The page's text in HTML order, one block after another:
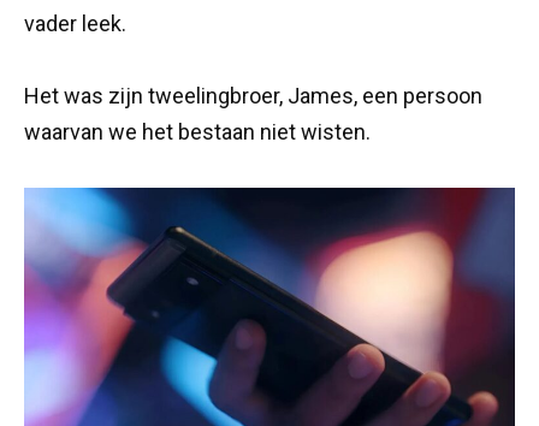
vader leek.
Het was zijn tweelingbroer, James, een persoon
waarvan we het bestaan niet wisten.